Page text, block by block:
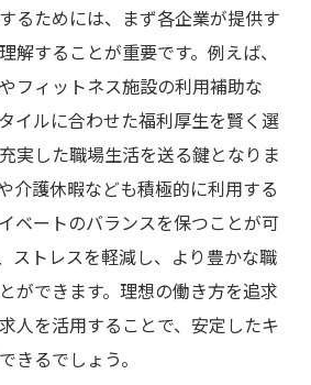
るためには、まず各企業が提供す
解することが重要です。例えば、
フィットネス施設の利用補助な
イルに合わせた福利厚生を賢く選
実した職場生活を送る鍵となりま
介護休暇なども積極的に利用する
ベートのバランスを保つことが可
ストレスを軽減し、より豊かな職
ができます。理想の働き方を追求
人を活用することで、安定したキ
きるでしょう。